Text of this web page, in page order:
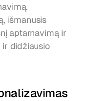
išmanusis
aptarnavimą ir
didžiausio